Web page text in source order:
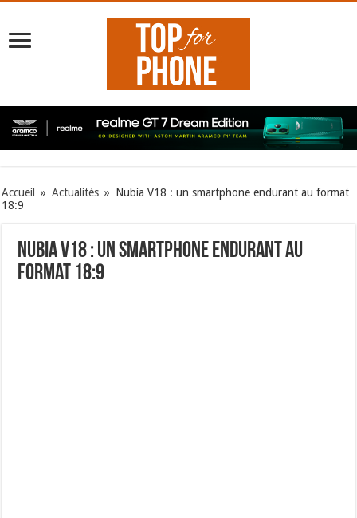
Accueil » Actualités » Nubia V18 : un smartphone endurant au format
18:9
Nubia V18 : un smartphone endurant au
format 18:9